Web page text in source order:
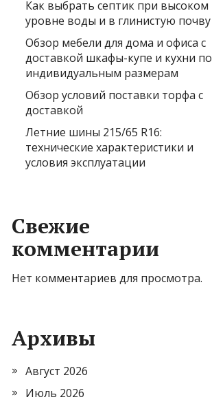
Как выбрать септик при высоком
уровне воды и в глинистую почву
Обзор мебели для дома и офиса с
доставкой шкафы-купе и кухни по
индивидуальным размерам
Обзор условий поставки торфа с
доставкой
Летние шины 215/65 R16:
технические характеристики и
условия эксплуатации
Свежие
комментарии
Нет комментариев для просмотра.
Архивы
Август 2026
Июль 2026